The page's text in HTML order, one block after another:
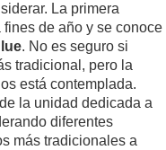
La primera
de año y se conoce
. No es seguro si
tradicional, pero la
está contemplada.
la unidad dedicada a
diferentes
más tradicionales a